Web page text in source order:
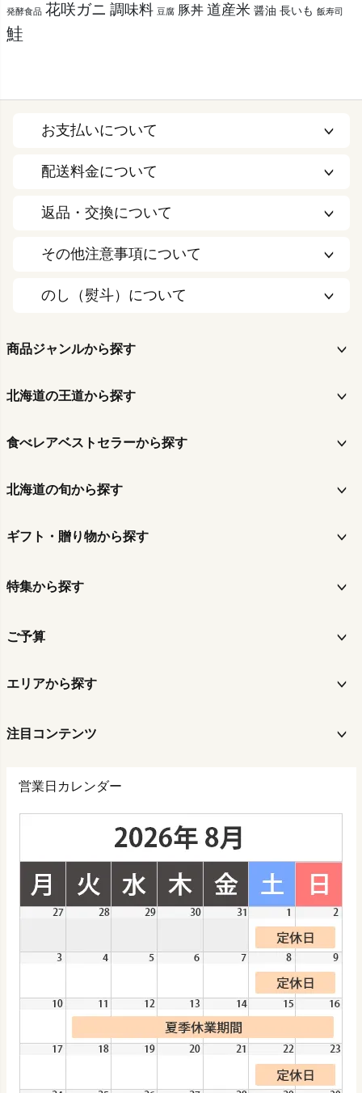
発酵食品 花咲ガニ 調味料 豆腐 豚丼 道産米 醤油 長いも 飯寿司
鮭
お支払いについて
配送料金について
返品・交換について
その他注意事項について
のし（熨斗）について
商品ジャンルから探す
北海道の王道から探す
食べレアベストセラーから探す
北海道の旬から探す
ギフト・贈り物から探す
特集から探す
ご予算
エリアから探す
注目コンテンツ
営業日カレンダー